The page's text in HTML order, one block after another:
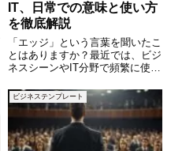
IT、日常での意味と使い方
を徹底解説
「エッジ」という言葉を聞いたこ
とはありますか？最近では、ビジ
ネスシーンやIT分野で頻繁に使わ
文脈によって意味が異なり、正し
く理解するのが難しい言葉でもあ
ります。本記事では、「エッジ」
の基本的な意味から、ビジネス
ビジネステンプレート